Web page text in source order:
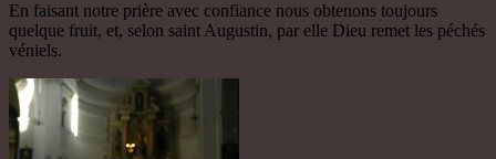
En faisant notre prière avec confiance nous obtenons toujours
quelque fruit, et, selon saint Augustin, par elle Dieu remet les péchés
véniels.